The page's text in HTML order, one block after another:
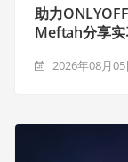
助力
Meftah分享实
2026年08月05